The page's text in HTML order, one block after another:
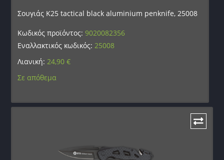
Σουγιάς K25 tactical black aluminium penknife, 25008
Κωδικός προϊόντος:9020082356
Εναλλακτικός κωδικός:25008
Λιανική:24,90€
Σε απόθεμα